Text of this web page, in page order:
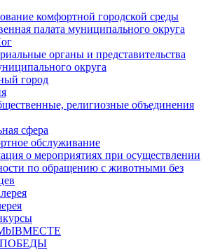
комфортной городской среды
палата муниципального округа
органы и представительства
округа
город
религиозные объединения
сфера
обслуживание
о мероприятиях при осуществлении
по обращению с животными без
ПОБЕДЫ